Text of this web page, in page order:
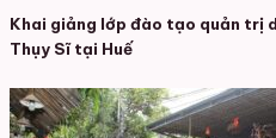
Khai giảng lớp đào tạo quản trị
Thụy Sĩ tại Huế